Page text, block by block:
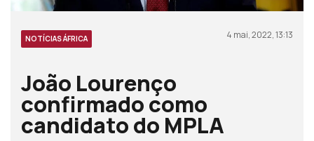
NOTÍCIAS ÁFRICA 4 mai, 2022, 13:13
João Lourenço
confirmado como
candidato do MPLA